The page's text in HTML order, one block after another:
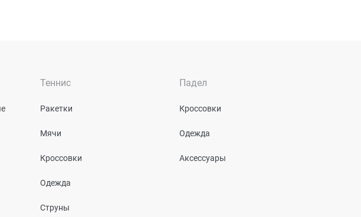
Теннис
Ракетки
Мячи
Кроссовки
Одежда
Струны
Падел
Кроссовки
Одежда
Аксессуары